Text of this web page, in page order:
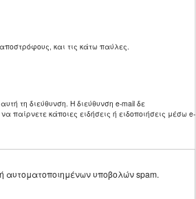
και τις κάτω παύλες.
τη διεύθυνση. Η διεύθυνση e-mail δε
παίρνετε κάποιες ειδήσεις ή ειδοποιήσεις μέσω e-
αυτοματοποιημένων υποβολών spam.